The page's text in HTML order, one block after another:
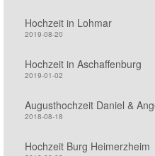
Hochzeit in Lohmar
2019-08-20
Hochzeit in Aschaffenburg
2019-01-02
Augusthochzeit Daniel &
2018-08-18
Hochzeit Burg Heimerzheim